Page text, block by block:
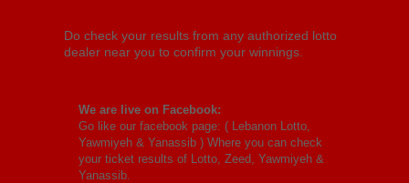
Do check your results from any authorized lotto
dealer near you to confirm your winnings.
We are live on Facebook:
Go like our facebook page: ( Lebanon Lotto,
Yawmiyeh & Yanassib ) Where you can check
your ticket results of Lotto, Zeed, Yawmiyeh &
Yanassib.